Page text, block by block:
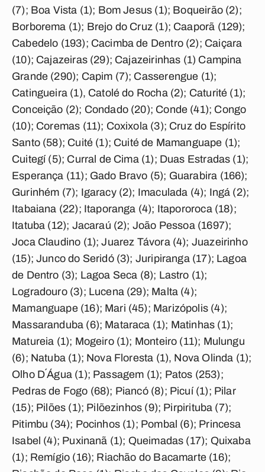
(7); Boa Vista (1); Bom Jesus (1); Boqueirão (2);
Borborema (1); Brejo do Cruz (1); Caaporã (129);
Cabedelo (193); Cacimba de Dentro (2); Caiçara
(10); Cajazeiras (29); Cajazeirinhas (1) Campina
Grande (290); Capim (7); Casserengue (1);
Catingueira (1), Catolé do Rocha (2); Caturité (1);
Conceição (2); Condado (20); Conde (41); Congo
(10); Coremas (11); Coxixola (3); Cruz do Espírito
Santo (58); Cuité (1); Cuité de Mamanguape (1);
Cuitegí (5); Curral de Cima (1); Duas Estradas (1);
Esperança (11); Gado Bravo (5); Guarabira (166);
Gurinhém (7); Igaracy (2); Imaculada (4); Ingá (2);
Itabaiana (22); Itaporanga (4); Itapororoca (18);
Itatuba (12); Jacaraú (2); João Pessoa (1697);
Joca Claudino (1); Juarez Távora (4); Juazeirinho
(15); Junco do Seridó (3); Juripiranga (17); Lagoa
de Dentro (3); Lagoa Seca (8); Lastro (1);
Logradouro (3); Lucena (29); Malta (4);
Mamanguape (16); Mari (45); Marizópolis (4);
Massaranduba (6); Mataraca (1); Matinhas (1);
Matureia (1); Mogeiro (1); Monteiro (11); Mulungu
(6); Natuba (1); Nova Floresta (1), Nova Olinda (1);
Olho D´Água (1); Passagem (1); Patos (253);
Pedras de Fogo (68); Piancó (8); Picuí (1); Pilar
(15); Pilões (1); Pilõezinhos (9); Pirpirituba (7);
Pitimbu (34); Pocinhos (1); Pombal (6); Princesa
Isabel (4); Puxinanã (1); Queimadas (17); Quixaba
(1); Remígio (16); Riachão do Bacamarte (16);